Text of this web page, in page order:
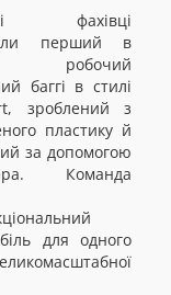
фахівці
перший в
робочий
баггі в стилі
зроблений з
пластику й
за допомогою
Команда
для одного